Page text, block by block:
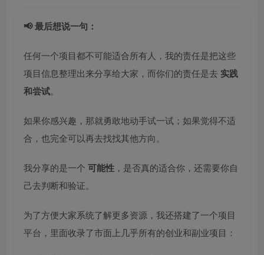
📢 最后想说一句：
任何一个项目都不可能适合所有人，我的责任是把这些
项目信息整理出来分享给大家，而你们的责任是去 实践
和尝试。
如果你感兴趣，那就勇敢地动手试一试；如果觉得不适
合，也完全可以再去找找其他方向。
我分享的是一个 可能性 ，是否真的适合你，还需要你自
己去判断和验证。
为了方便大家系统了解更多资源，我还搭建了一个项目
平台，里面收录了市面上几乎所有的创业和副业项目：